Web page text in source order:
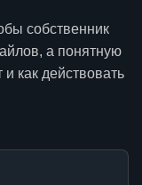
собственник
а понятную
как действовать